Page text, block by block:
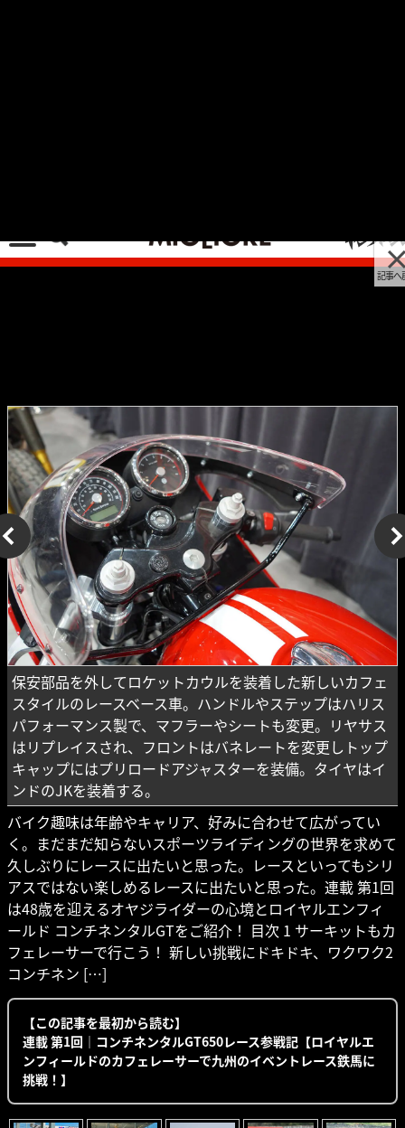
保安部品を外してロケットカウルを装着した新しいカフェ
スタイルのレースベース車。ハンドルやステップはハリス
パフォーマンス製で、マフラーやシートも変更。リヤサス
はリプレイスされ、フロントはバネレートを変更しトップ
キャップにはプリロードアジャスターを装備。タイヤはイ
ンドのJKを装着する。
バイク趣味は年齢やキャリア、好みに合わせて広がってい
く。まだまだ知らないスポーツライディングの世界を求めて
久しぶりにレースに出たいと思った。レースといってもシリ
アスではない楽しめるレースに出たいと思った。連載 第1回
は48歳を迎えるオヤジライダーの心境とロイヤルエンフィ
ールド コンチネンタルGTをご紹介！ 目次 1 サーキットもカ
フェレーサーで行こう！ 新しい挑戦にドキドキ、ワクワク2
コンチネン […]
【この記事を最初から読む】
連載 第1回｜コンチネンタルGT650レース参戦記【ロイヤルエ
ンフィールドのカフェレーサーで九州のイベントレース鉄馬に
挑戦！】